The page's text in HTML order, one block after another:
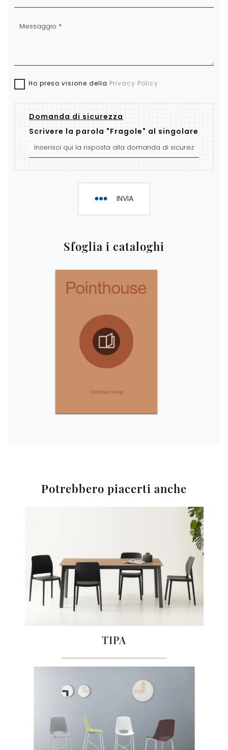
Sfoglia i cataloghi
Ho preso visione della Privacy Policy
Domanda di sicurezza
Scrivere la parola "Fragole" al singolare
INVIA
Potrebbero piacerti anche
TIPA